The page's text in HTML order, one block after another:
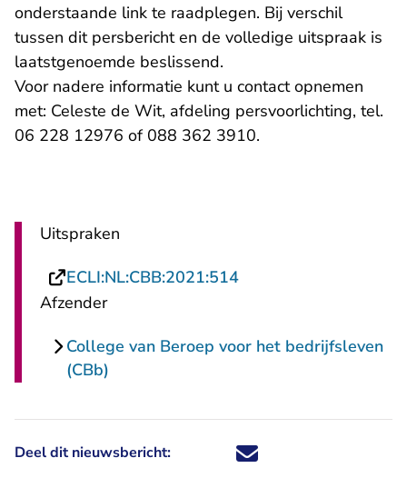
onderstaande link te raadplegen. Bij verschil
tussen dit persbericht en de volledige uitspraak is
laatstgenoemde beslissend.
Voor nadere informatie kunt u contact opnemen
met: Celeste de Wit, afdeling persvoorlichting, tel.
06 228 12976 of 088 362 3910.
Uitspraken
ECLI:NL:CBB:2021:514- U verlaat
Afzender
College van Beroep voor het bedrijfsleven
(CBb)
Deel dit nieuwsbericht: Deel dit nieuwsbericht via X -
Deel dit nieuwsbericht via
Deel dit nieuwsbericht
Deel dit